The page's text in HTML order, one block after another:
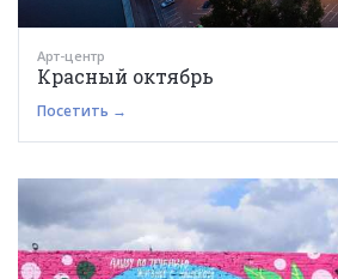
Арт-центр
Красный октябрь
Посетить →